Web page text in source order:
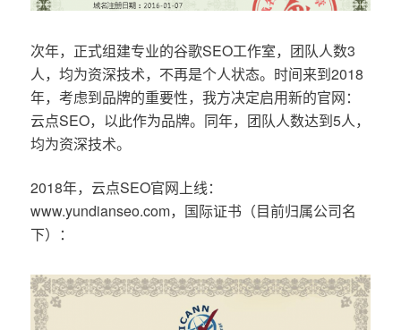
次年，正式组建专业的谷歌SEO工作室，团队人数3
人，均为资深技术，不再是个人状态。时间来到2018
年，考虑到品牌的重要性，我方决定启用新的官网：
云点SEO，以此作为品牌。同年，团队人数达到5人，
均为资深技术。
2018年，云点SEO官网上线：
www.yundianseo.com，国际证书（目前归属公司名
下）：